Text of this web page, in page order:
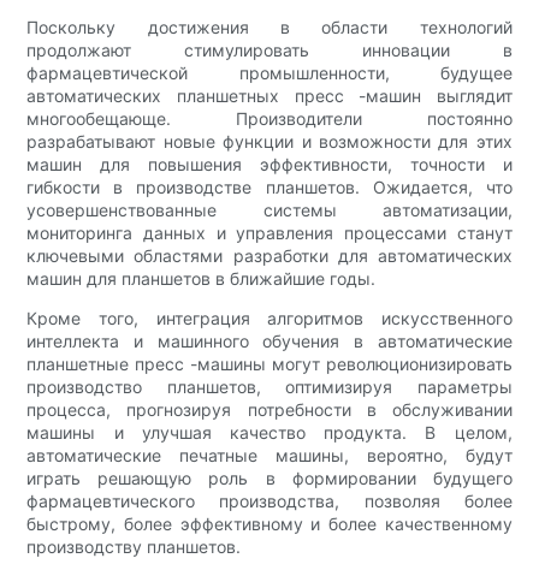
Поскольку достижения в области технологий
продолжают стимулировать инновации в
фармацевтической промышленности, будущее
автоматических планшетных пресс -машин выглядит
многообещающе. Производители постоянно
разрабатывают новые функции и возможности для этих
машин для повышения эффективности, точности и
гибкости в производстве планшетов. Ожидается, что
усовершенствованные системы автоматизации,
мониторинга данных и управления процессами станут
ключевыми областями разработки для автоматических
машин для планшетов в ближайшие годы.
Кроме того, интеграция алгоритмов искусственного
интеллекта и машинного обучения в автоматические
планшетные пресс -машины могут революционизировать
производство планшетов, оптимизируя параметры
процесса, прогнозируя потребности в обслуживании
машины и улучшая качество продукта. В целом,
автоматические печатные машины, вероятно, будут
играть решающую роль в формировании будущего
фармацевтического производства, позволяя более
быстрому, более эффективному и более качественному
производству планшетов.